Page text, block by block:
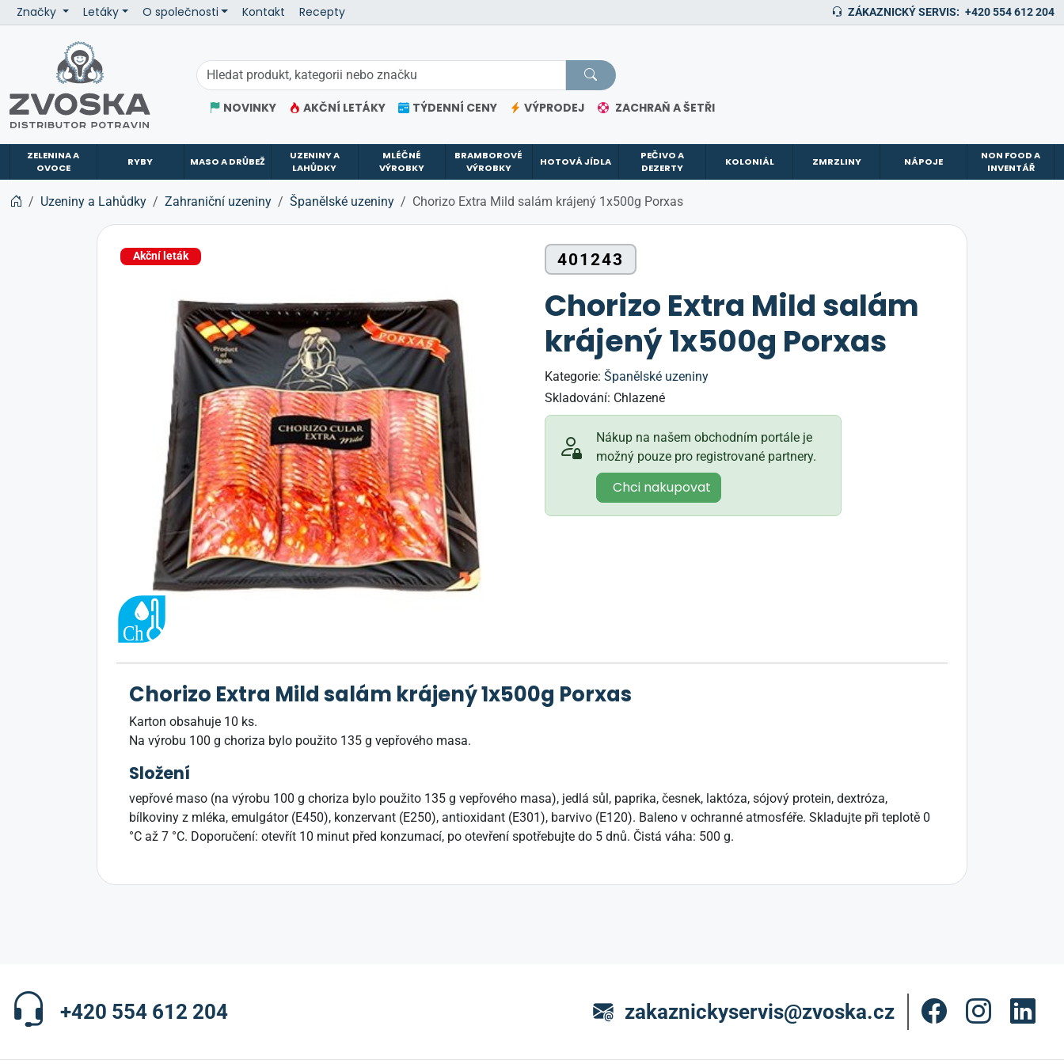
Značky Letáky O společnosti Kontakt Recepty ZÁKAZNICKÝ SERVIS: +420 554 612 204
NOVINKY AKČNÍ LETÁKY TÝDENNÍ CENY VÝPRODEJ ZACHRAŇ A ŠETŘI
ZELENINA A
OVOCE
RYBY MASO A DRŮBEŽ
UZENINY A
LAHŮDKY
MLÉČNÉ
VÝROBKY
BRAMBOROVÉ
VÝROBKY
HOTOVÁ JÍDLA
PEČIVO A
DEZERTY
KOLONIÁL ZMRZLINY NÁPOJE
NON FOOD A
INVENTÁŘ
Uzeniny a Lahůdky Zahraniční uzeniny Španělské uzeniny Chorizo Extra Mild salám krájený 1x500g Porxas
401243
Chorizo Extra Mild salám
krájený 1x500g Porxas
Kategorie: Španělské uzeniny
Skladování: Chlazené
Nákup na našem obchodním portále je
možný pouze pro registrované partnery.
Chci nakupovat
Akční leták
Chorizo Extra Mild salám krájený 1x500g Porxas
Karton obsahuje 10 ks.
Na výrobu 100 g choriza bylo použito 135 g vepřového masa.
Složení
vepřové maso (na výrobu 100 g choriza bylo použito 135 g vepřového masa), jedlá sůl, paprika, česnek, laktóza, sójový protein, dextróza,
bílkoviny z mléka, emulgátor (E450), konzervant (E250), antioxidant (E301), barvivo (E120). Baleno v ochranné atmosféře. Skladujte při teplotě 0
°C až 7 °C. Doporučení: otevřít 10 minut před konzumací, po otevření spotřebujte do 5 dnů. Čistá váha: 500 g.
+420 554 612 204 zakaznickyservis@zvoska.cz